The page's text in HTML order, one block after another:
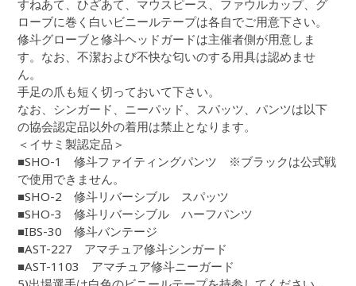
すねあて、ひざあて、マウスピース、ファウルカップ、グ
ローブに巻く白いビニールテープは各自でご用意下さい。
修斗グローブと修斗ヘッドガードは主催者側が用意しま
す。なお、不潔および不快な匂いのする用具は認めませ
ん。
手足の爪も短く切っておいて下さい。
なお、シンガード、ニーパッド、スパッツ、パンツは以下
の協会認定品以外の着用は禁止となります。
＜イサミ製認定品＞
■SHO-1 修斗ファイティングパンツ ※ブラックは公式戦
で使用できません。
■SHO-2 修斗リバーシブル スパッツ
■SHO-3 修斗リバーシブル ハーフパンツ
■IBS-30 修斗バンテージ
■AST-227 アマチュア修斗シンガード
■AST-1103 アマチュア修斗ニーガード